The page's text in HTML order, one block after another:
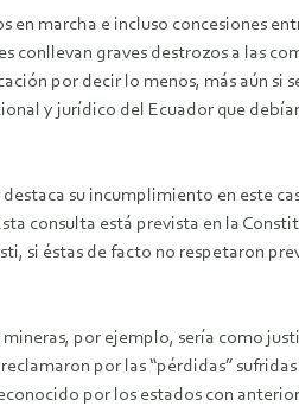
marcha e incluso concesiones
conllevan graves destrozos a las
por decir lo menos, más aún si
y jurídico del Ecuador que
su incumplimiento en este
consulta está prevista en la
si éstas de facto no respetaron
por ejemplo, sería como
por las “pérdidas”
por los estados con